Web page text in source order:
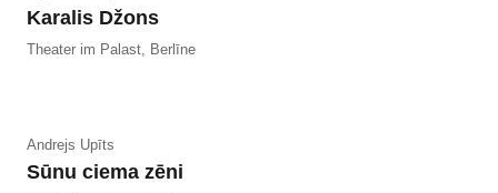
Karalis Džons
Theater im Palast, Berlīne
Andrejs Upīts
Sūnu ciema zēni